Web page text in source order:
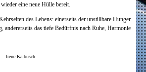
eine neue Hülle bereit.
des Lebens: einerseits der unstillbare Hunger
andererseits das tiefe Bedürfnis nach Ruhe, Harmonie
Irene Kalbusch